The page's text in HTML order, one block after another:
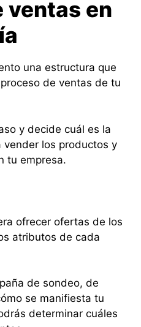
ventas en
una estructura que
de ventas de tu
y decide cuál es la
los productos y
tu empresa.
ofrecer ofertas de los
atributos de cada
de sondeo, de
se manifiesta tu
determinar cuáles